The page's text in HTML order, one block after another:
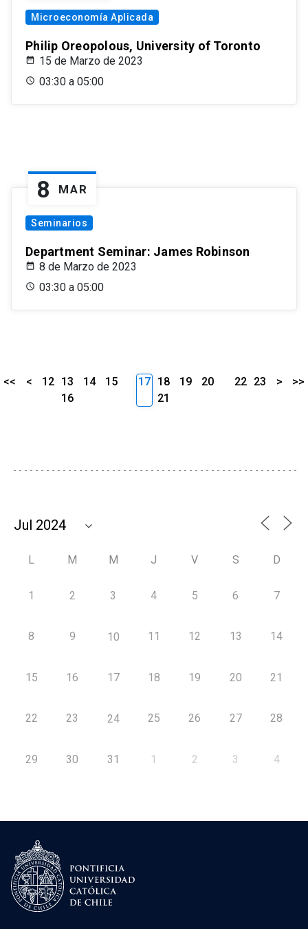
Microeconomía Aplicada
Philip Oreopolous, University of Toronto
15 de Marzo de 2023
03:30 a 05:00
8 MAR
Seminarios
Department Seminar: James Robinson
8 de Marzo de 2023
03:30 a 05:00
<< < 12 13 14
15
16
17 18 19
20
21
22 23 > >>
L M M J V S D
1 2 3 4 5 6 7
8 9 10 11 12 13 14
15 16 17 18 19 20 21
22 23 24 25 26 27 28
29 30 31 1 2 3 4